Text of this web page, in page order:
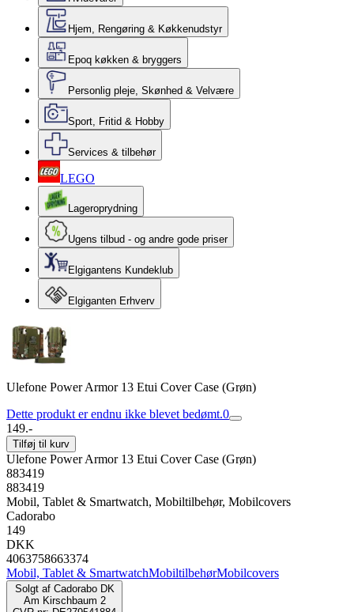
Hjem, Rengøring & Køkkenudstyr
Epoq køkken & bryggers
Personlig pleje, Skønhed & Velvære
Sport, Fritid & Hobby
Services & tilbehør
LEGO
Lageroprydning
Ugens tilbud - og andre gode priser
Elgigantens Kundeklub
Elgiganten Erhverv
Ulefone Power Armor 13 Etui Cover Case (Grøn)
Dette produkt er endnu ikke blevet bedømt.0
149.-
Tilføj til kurv
Ulefone Power Armor 13 Etui Cover Case (Grøn)
883419
883419
Mobil, Tablet & Smartwatch, Mobiltilbehør, Mobilcovers
Cadorabo
149
DKK
4063758663374
Mobil, Tablet & SmartwatchMobiltilbehørMobilcovers
Solgt af Cadorabo DK
Am Kirschbaum 2